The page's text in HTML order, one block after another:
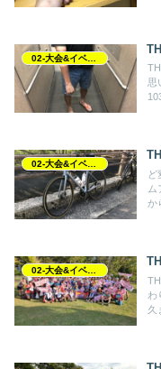
思
02-大会&イベント
ど
ム
か
02-大会&イベント
わ
久